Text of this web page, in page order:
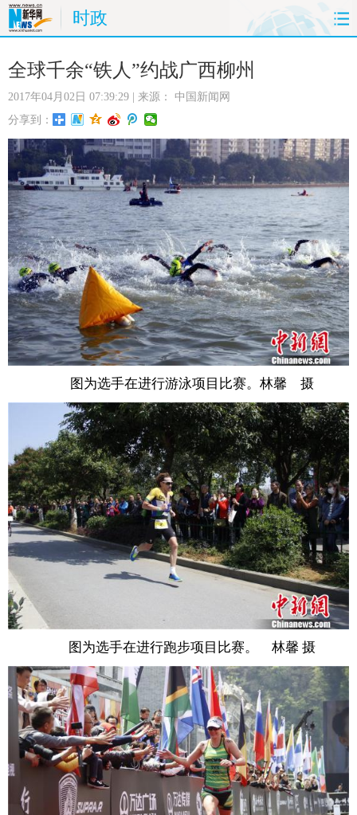
时政
首页 时政 国际
娱乐 体育 人事
时尚 思客 地方 法治
港澳 台湾 华人 汽车
科技 能源 房产 公司
图片 视频 彩票 食品
旅游 健康 信息化 数据
金融 公益 军事 无人机
摄影 新华广播
新华电视中文 新华电视英文 返回PC
全球千余“铁人”约战广西柳州
2017年04月02日 07:39:29 | 来源： 中国新闻网
分享到：
图为选手在进行游泳项目比赛。林馨 摄
图为选手在进行跑步项目比赛。 林馨 摄